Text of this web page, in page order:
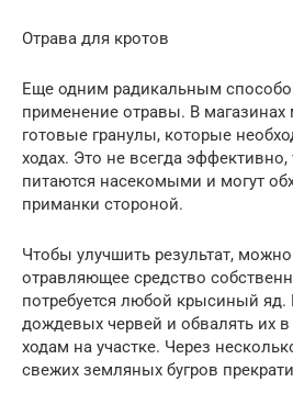
Отрава для кротов
Еще одним радикальным
применение отравы. В магазинах
готовые гранулы, которые
ходах. Это не всегда эффективно,
питаются насекомыми и могут
приманки стороной.
Чтобы улучшить результат,
отравляющее средство
потребуется любой крысиный
дождевых червей и обвалять их
ходам на участке. Через
свежих земляных бугров